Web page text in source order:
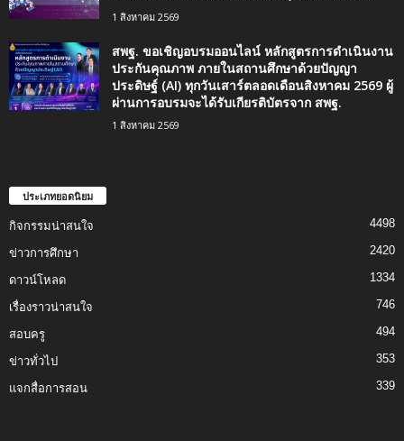
1 สิงหาคม 2569
สพฐ. ขอเชิญอบรมออนไลน์ หลักสูตรการดำเนินงาน
ประกันคุณภาพ ภายในสถานศึกษาด้วยปัญญา
ประดิษฐ์ (AI) ทุกวันเสาร์ตลอดเดือนสิงหาคม 2569 ผู้
ผ่านการอบรมจะได้รับเกียรติบัตรจาก สพฐ.
1 สิงหาคม 2569
ประเภทยอดนิยม
กิจกรรมน่าสนใจ 4498
ข่าวการศึกษา 2420
ดาวน์โหลด 1334
เรื่องราวน่าสนใจ 746
สอบครู 494
ข่าวทั่วไป 353
แจกสื่อการสอน 339